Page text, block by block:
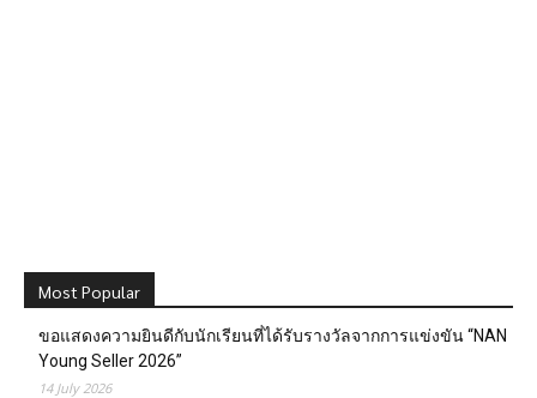
Most Popular
ขอแสดงความยินดีกับนักเรียนที่ได้รับรางวัลจากการแข่งขัน “NAN
Young Seller 2026”
14 July 2026